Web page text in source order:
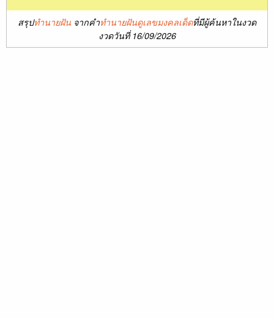
สรุปทำนายฝัน จากคำทำนายฝันดูเลขมงคลเด็ดที่มีผู้ค้นหาในงวด
งวดวันที่ 16/09/2026